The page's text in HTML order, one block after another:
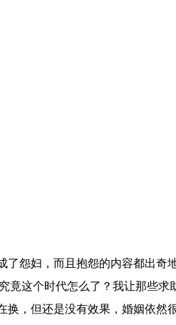
怨妇，而且抱怨的内容都出奇
这个时代怎么了？我让那些
，但还是没有效果，婚姻依然